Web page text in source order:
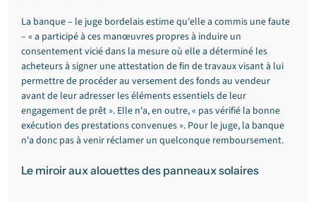
La banque – le juge bordelais estime qu'elle a commis une faute
– « a participé à ces manœuvres propres à induire un
consentement vicié dans la mesure où elle a déterminé les
acheteurs à signer une attestation de fin de travaux visant à lui
permettre de procéder au versement des fonds au vendeur
avant de leur adresser les éléments essentiels de leur
engagement de prêt ». Elle n'a, en outre, « pas vérifié la bonne
exécution des prestations convenues ». Pour le juge, la banque
n'a donc pas à venir réclamer un quelconque remboursement.
Le miroir aux alouettes des panneaux solaires